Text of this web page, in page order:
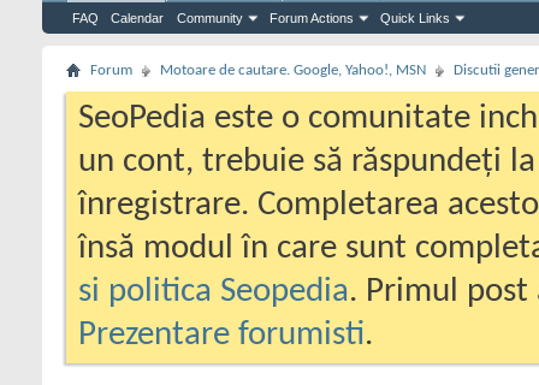
FAQ Calendar Community Forum Actions Quick Links
Forum Motoare de cautare. Google, Yahoo!, MSN Discutii
SeoPedia este o comunitate
un cont, trebuie să răspundeți
înregistrare. Completarea
însă modul în care sunt
si politica Seopedia. Primul
Prezentare forumisti.